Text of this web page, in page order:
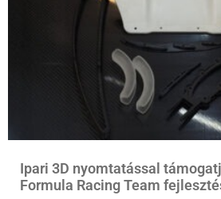
Ipari 3D nyomtatással
Formula Racing Team